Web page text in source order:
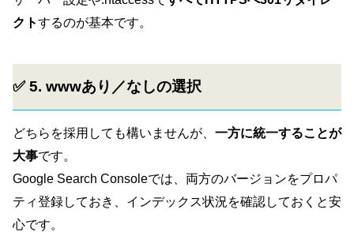
クトするのが基本です。
✅ 5. wwwあり／なしの選択
どちらを採用しても構いませんが、 一方に統一することが
大事です。
Google Search Consoleでは、両方のバージョンをプロパ
ティ登録しておき、インデックス状況を確認しておくと安
心です。